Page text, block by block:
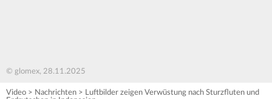
© glomex, 28.11.2025
Video > Nachrichten > Luftbilder zeigen Verwüstung nach Sturzfluten und